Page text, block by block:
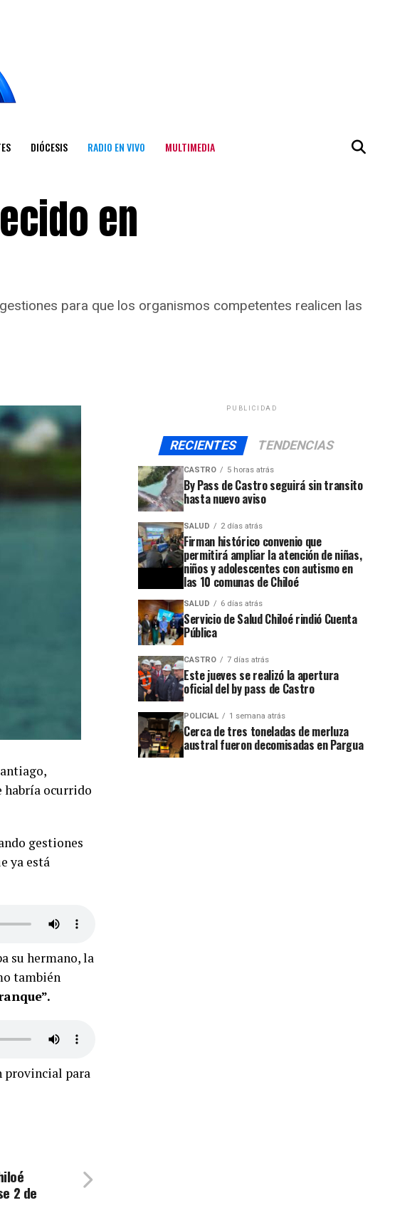
DIÓCESIS RADIO EN VIVO MULTIMEDIA
en
para que los organismos competentes realicen las
habría ocurrido
gestiones
ya está
su hermano, la
también
provincial para
2 de
PUBLICIDAD
RECIENTES TENDENCIAS
CASTRO 5 horas atrás
By Pass de Castro seguirá sin transito
hasta nuevo aviso
SALUD 2 días atrás
Firman histórico convenio que
permitirá ampliar la atención de niñas,
niños y adolescentes con autismo en
las 10 comunas de Chiloé
SALUD 6 días atrás
Servicio de Salud Chiloé rindió Cuenta
Pública
CASTRO 7 días atrás
Este jueves se realizó la apertura
oficial del by pass de Castro
POLICIAL 1 semana atrás
Cerca de tres toneladas de merluza
austral fueron decomisadas en Pargua